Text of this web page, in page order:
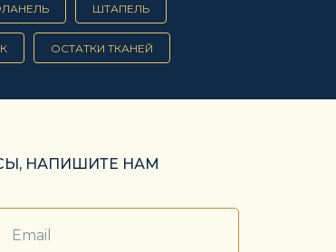
ШТАПЕЛЬ
ОСТАТКИ ТКАНЕЙ
НАПИШИТЕ НАМ